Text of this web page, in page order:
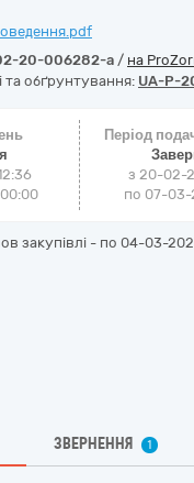
20-006282-a / на
та обґрунтування: UA-P-
Період
з 20-02-
по 07-03-
закупівлі - по 04-03-
ЗВЕРНЕННЯ 1